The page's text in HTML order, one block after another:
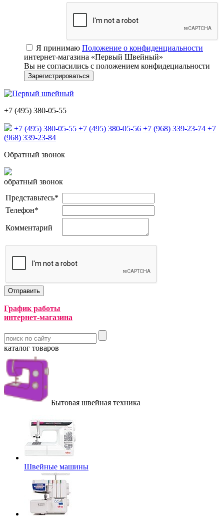
Я принимаю Положение о конфиденциальности
интернет-магазина «Первый Швейный»
Вы не согласились с положением конфидециальности
+7 (495) 380-05-55
+7 (495) 380-05-55 +7 (495) 380-05-56 +7 (968) 339-23-74 +7
(968) 339-23-84
Обратный звонок
обратный звонок
Представьтесь*
Телефон*
Комментарий
График работы
интернет-магазина
каталог товаров
Бытовая швейная техника
Швейные машины